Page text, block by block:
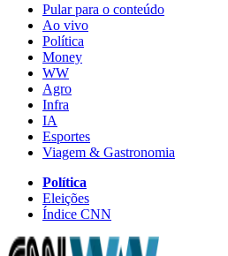
Pular para o conteúdo
Ao vivo
Política
Money
WW
Agro
Infra
IA
Esportes
Viagem & Gastronomia
Política
Eleições
Índice CNN